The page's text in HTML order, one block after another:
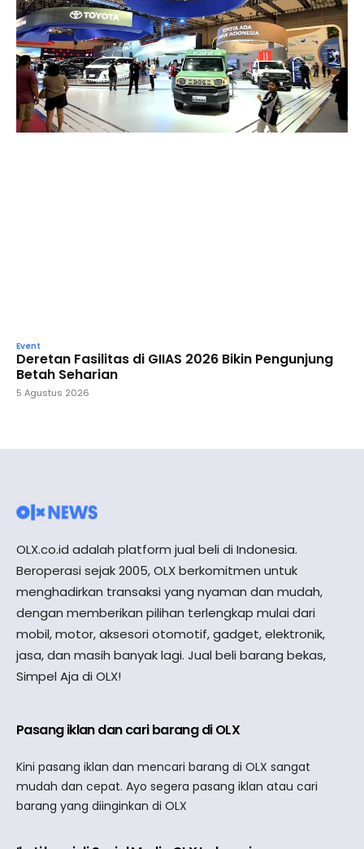
Event
Deretan Fasilitas di GIIAS 2026 Bikin Pengunjung
Betah Seharian
5 Agustus 2026
OLX.co.id adalah platform jual beli di Indonesia.
Beroperasi sejak 2005, OLX berkomitmen untuk
menghadirkan transaksi yang nyaman dan mudah,
dengan memberikan pilihan terlengkap mulai dari
mobil, motor, aksesori otomotif, gadget, elektronik,
jasa, dan masih banyak lagi. Jual beli barang bekas,
Simpel Aja di OLX!
Pasang iklan dan cari barang di OLX
Kini pasang iklan dan mencari barang di OLX sangat
mudah dan cepat. Ayo segera pasang iklan atau cari
barang yang diinginkan di OLX